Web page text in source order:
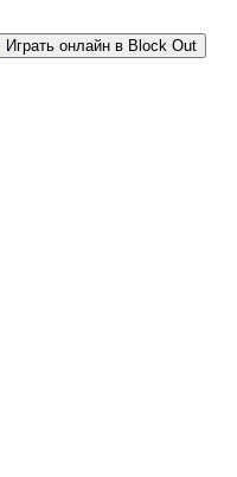
Играть онлайн в Block Out